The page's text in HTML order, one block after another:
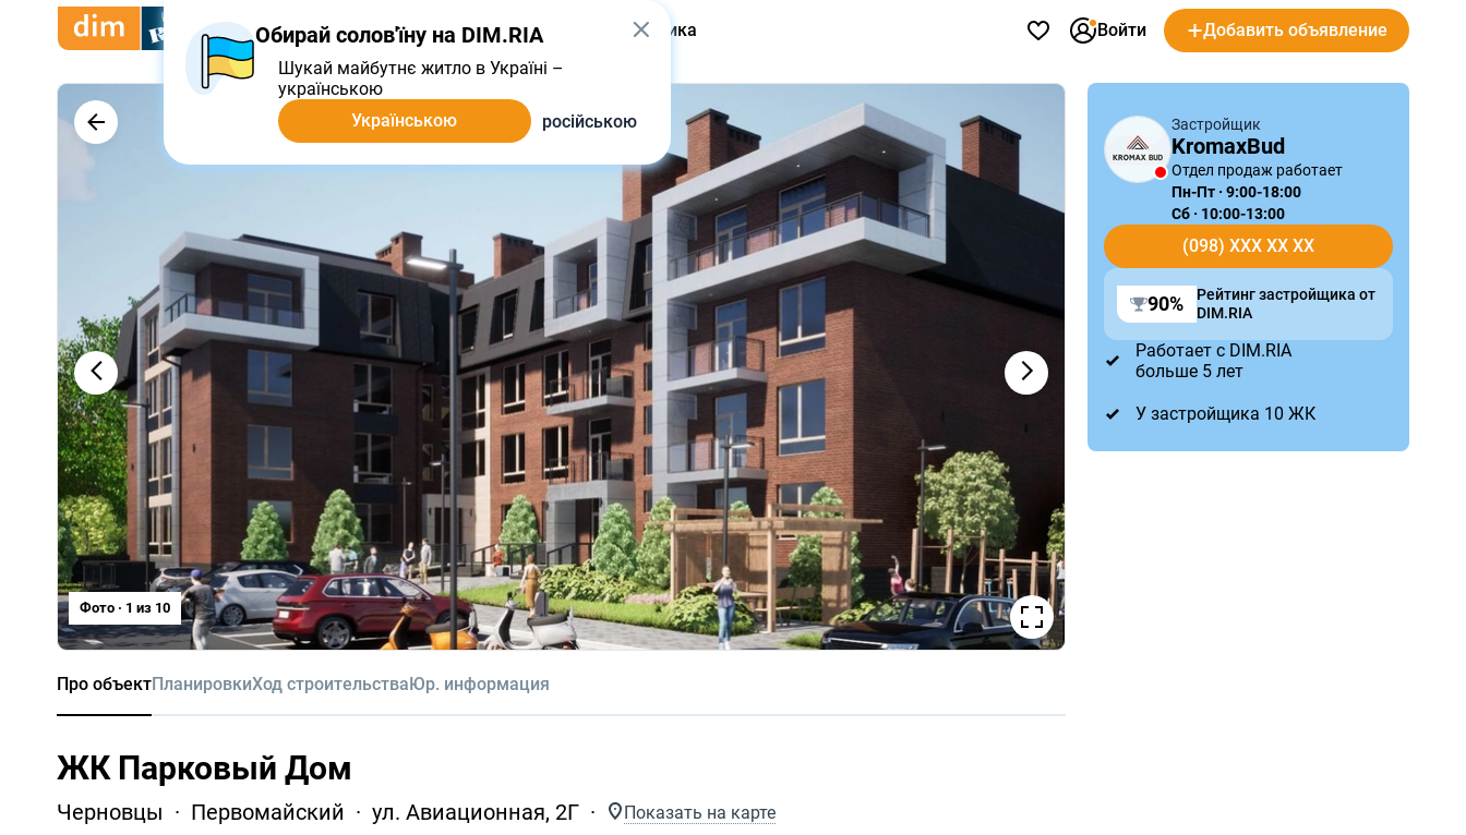
Купить Арендовать Продать От застройщика Войти Добавить объявление
Фото · 1 из 10
Про объектПланировкиХод строительстваЮр. информация
ЖК Парковый Дом
Черновцы Первомайский ул. Авиационная, 2Г Показать на карте
Застройщик
KromaxBud
Отдел продаж работает
Пн-Пт · 9:00-18:00
Сб · 10:00-13:00
(098) XXX XX XX
90%
Рейтинг застройщика от
DIM.RIA
Работает с DIM.RIA
больше 5 лет
У застройщика 10 ЖК
Обирай солов'їну на DIM.RIA
Шукай майбутнє житло в Україні –
українською
Українською
російською